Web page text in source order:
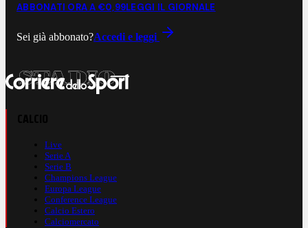
ABBONATI ORA A €0,99LEGGI IL GIORNALE
Sei già abbonato?Accedi e leggi
Live
Serie A
Serie B
Champions League
Europa League
Conference League
Calcio Estero
Calciomercato